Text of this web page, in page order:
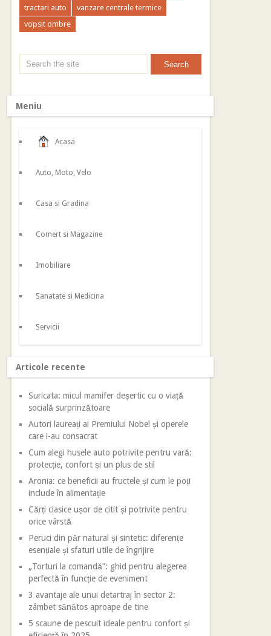
tractari auto
vanzare centrale termice
vopsit ombre
Meniu
Acasa
Auto, Moto, Velo
Casa si Gradina
Comert si Magazine
Imobiliare
Sanatate si Medicina
Servicii
Articole recente
Suricata: micul mamifer deșertic cu o viață
socială surprinzătoare
Autori laureați ai Premiului Nobel și operele
care i-au consacrat
Cum alegi husele auto potrivite pentru vară:
protecție, confort și un plus de stil
Aronia: ce beneficii au fructele și cum le poți
include în alimentație
Cărți clasice ușor de citit și potrivite pentru
orice vârstă
Peruci din păr natural și sintetic: diferențe
esențiale și sfaturi utile de îngrijire
„Torturi la comandă”: ghid pentru alegerea
perfectă în funcție de eveniment
3 avantaje ale unui detartraj în sector 2:
zâmbet sănătos aproape de tine
5 scaune de pescuit ideale pentru confort și